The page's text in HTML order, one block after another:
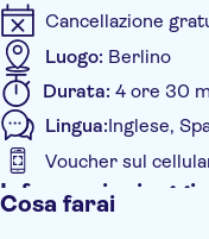
Paolo, la Porta di
Pace, imparando a
Potsdam.
Visiterete anche il
eleganti giardini e
Dopo la parte guidata
continuare a esplorare
Sanssouci o fermarvi a
Cancellazione
Luogo: Berlino
Durata: 4 ore 30
Lingua:Inglese,
Voucher sul
Informazioni
Cosa farai